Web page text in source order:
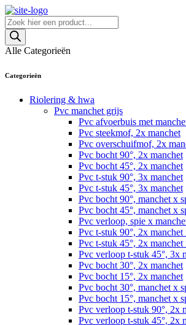
Skip
to
content
Producten
zoeken
Alle Categorieën
Categorieën
Riolering & hwa
Pvc manchet grijs
Pvc afvoerbuis met
Pvc steekmof, 2x manchet
Pvc overschuifmof, 2x
Pvc bocht 90°, 2x manchet
Pvc bocht 45°, 2x manchet
Pvc t-stuk 90°, 3x manchet
Pvc t-stuk 45°, 3x manchet
Pvc bocht 90°, manchet x
Pvc bocht 45°, manchet x
Pvc verloop, spie x
Pvc t-stuk 90°, 2x manchet
Pvc t-stuk 45°, 2x manchet
Pvc verloop t-stuk 45°, 3x
Pvc bocht 30°, 2x manchet
Pvc bocht 15°, 2x manchet
Pvc bocht 30°, manchet x
Pvc bocht 15°, manchet x
Pvc verloop t-stuk 90°, 2x
Pvc verloop t-stuk 45°, 2x